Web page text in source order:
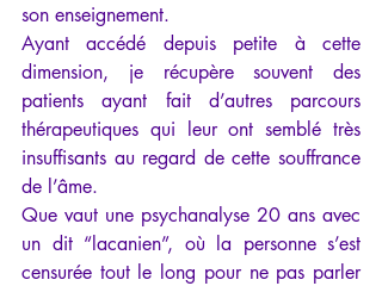
son enseignement.
Ayant accédé depuis petite à cette
dimension, je récupère souvent des
patients ayant fait d’autres parcours
thérapeutiques qui leur ont semblé très
insuffisants au regard de cette souffrance
de l’âme.
Que vaut une psychanalyse 20 ans avec
un dit “lacanien”, où la personne s’est
censurée tout le long pour ne pas parler